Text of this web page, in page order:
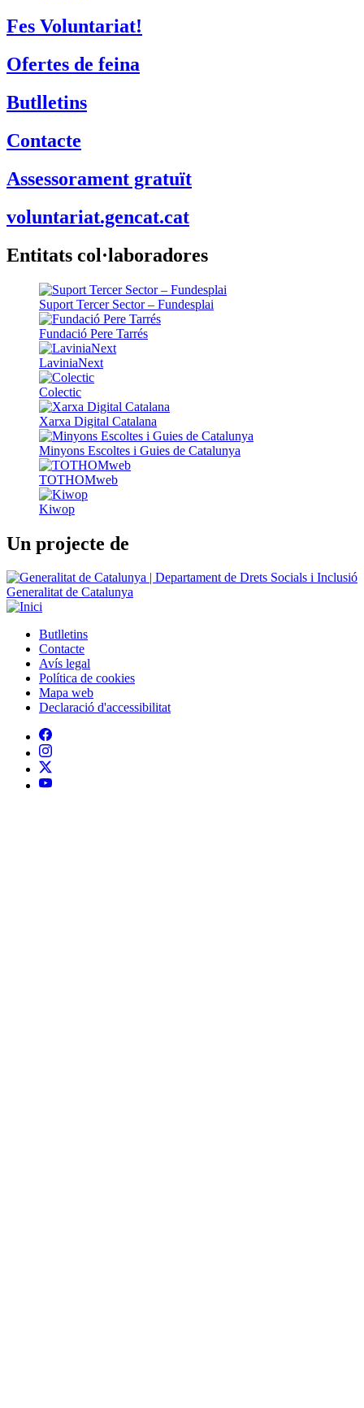
Fes Voluntariat!
Ofertes de feina
Butlletins
Contacte
Assessorament gratuït
voluntariat.gencat.cat
Entitats col·laboradores
Suport Tercer Sector – Fundesplai
Fundació Pere Tarrés
LaviniaNext
Colectic
Xarxa Digital Catalana
Minyons Escoltes i Guies de Catalunya
TOTHOMweb
Kiwop
Un projecte de
Generalitat de Catalunya
Peu
Butlletins
Contacte
Avís legal
Política de cookies
Mapa web
Declaració d'accessibilitat